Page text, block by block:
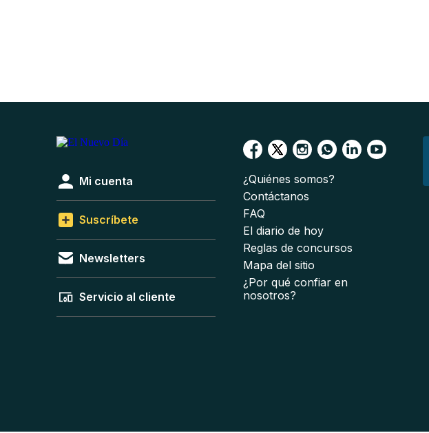
Mi cuenta
Suscríbete
Newsletters
Servicio al cliente
¿Quiénes somos?
Contáctanos
FAQ
El diario de hoy
Reglas de concursos
Mapa del sitio
¿Por qué confiar en
nosotros?